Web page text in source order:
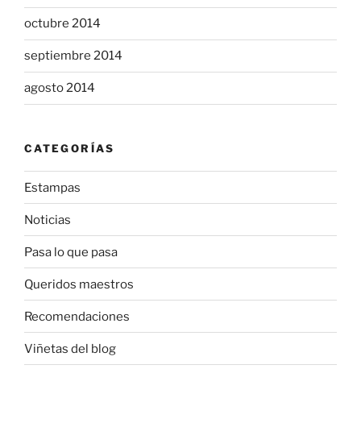
octubre 2014
septiembre 2014
agosto 2014
CATEGORÍAS
Estampas
Noticias
Pasa lo que pasa
Queridos maestros
Recomendaciones
Viñetas del blog